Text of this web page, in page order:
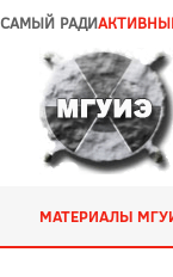
САМЫЙ РАДИ
МАТЕРИАЛЫ